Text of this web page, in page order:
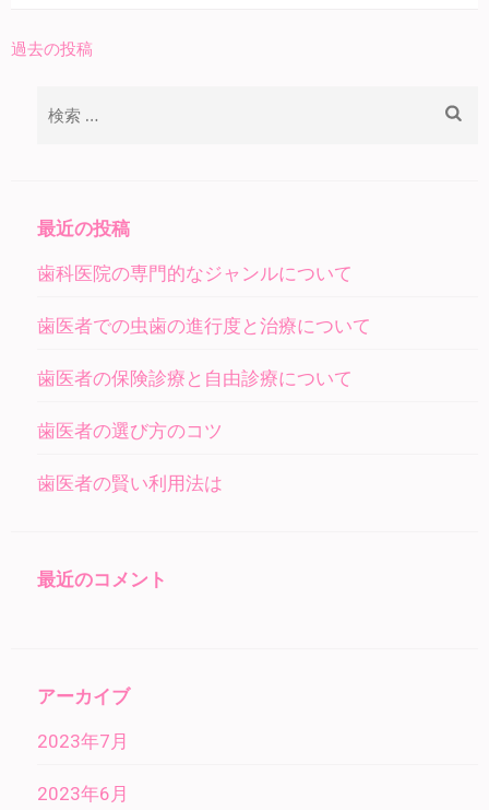
過去の投稿
最近の投稿
歯科医院の専門的なジャンルについて
歯医者での虫歯の進行度と治療について
歯医者の保険診療と自由診療について
歯医者の選び方のコツ
歯医者の賢い利用法は
最近のコメント
アーカイブ
2023年7月
2023年6月